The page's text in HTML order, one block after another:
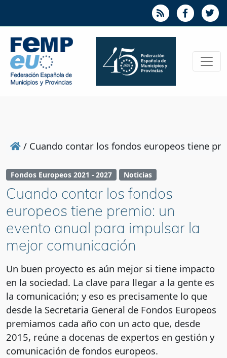
/ Cuando contar los fondos europeos tiene
Fondos Europeos 2021 - 2027 Noticias
Cuando contar los fondos
europeos tiene premio: un
evento anual para impulsar la
mejor comunicación
Un buen proyecto es aún mejor si tiene impacto
en la sociedad. La clave para llegar a la gente es
la comunicación; y eso es precisamente lo que
desde la Secretaria General de Fondos Europeos
premiamos cada año con un acto que, desde
2015, reúne a docenas de expertos en gestión y
comunicación de fondos europeos.